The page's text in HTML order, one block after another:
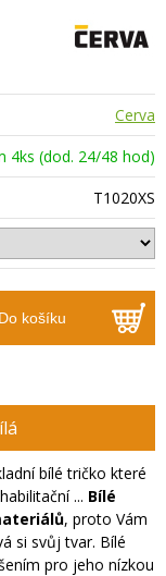
Cerva
4ks (dod. 24/48 hod)
T1020XS
Do košíku
bílé tričko které
... Bílé
, proto Vám
si svůj tvar. Bílé
pro jeho nízkou